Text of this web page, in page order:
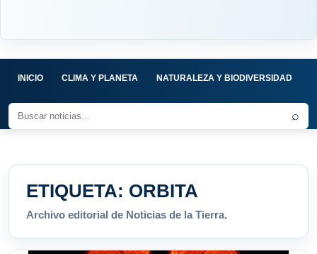
INICIO CLIMA Y PLANETA NATURALEZA Y BIODIVERSIDAD
⌕
ETIQUETA: ORBITA
Archivo editorial de Noticias de la Tierra.